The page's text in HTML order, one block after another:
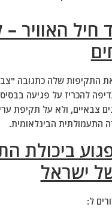
חיל האוויר
התקיפות שלה כתגובה
להכריז על פגיעה בבסיסי
צבאיים, ולא על תקיפת
התעמולתית הבינלאומית.
ביכולת
ישראל
ל: